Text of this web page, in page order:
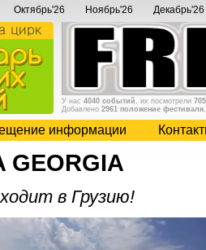
Октябрь'26 Ноябрь'26 Декабрь'26
У нас 4040 событий , их посмотрели
Добавлено 2961 положение фестиваля
информации
GEORGIA
в Грузию!